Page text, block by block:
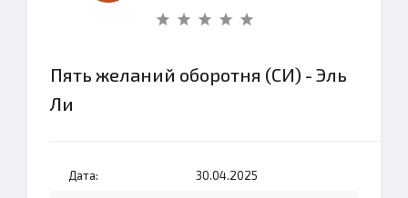
Пять желаний оборотня (СИ) - Эль
Ли
Дата: 30.04.2025